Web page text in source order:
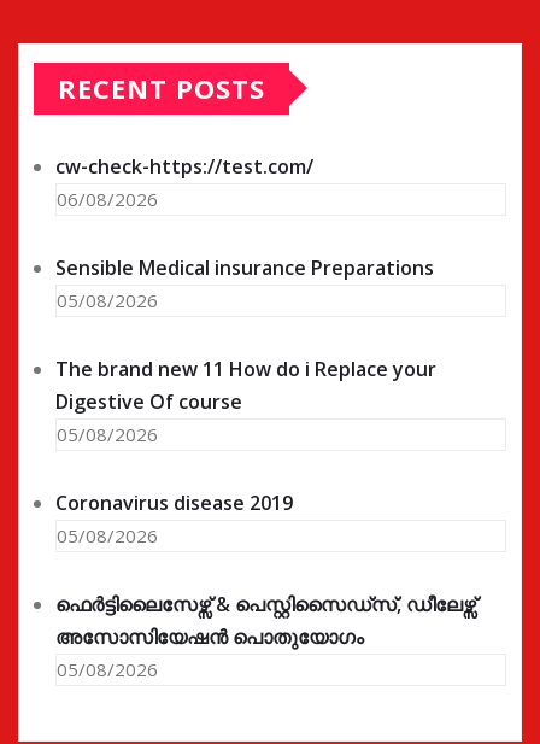
RECENT POSTS
cw-check-https://test.com/
06/08/2026
Sensible Medical insurance Preparations
05/08/2026
The brand new 11 How do i Replace your
Digestive Of course
05/08/2026
Coronavirus disease 2019
05/08/2026
ഫെർട്ടിലൈസേഴ്സ് & പെസ്റ്റിസൈഡ്സ്, ഡീലേഴ്സ്
അസോസിയേഷൻ പൊതുയോഗം
05/08/2026